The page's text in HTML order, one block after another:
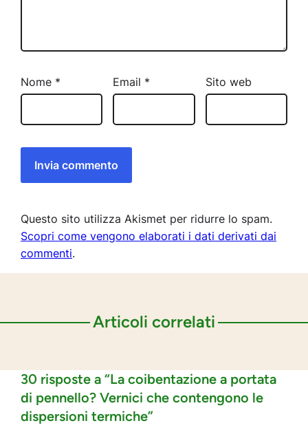
Nome * Email * Sito web
Questo sito utilizza Akismet per ridurre lo spam.
Scopri come vengono elaborati i dati derivati dai
commenti.
Articoli correlati
30 risposte a “La coibentazione a portata
di pennello? Vernici che contengono le
dispersioni termiche”